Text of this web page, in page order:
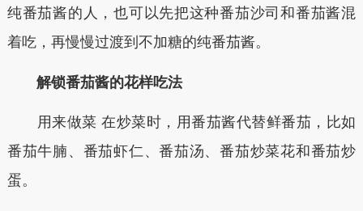
纯番茄酱的人，也可以先把这种番茄沙司和番茄酱混
着吃，再慢慢过渡到不加糖的纯番茄酱。
解锁番茄酱的花样吃法
用来做菜 在炒菜时，用番茄酱代替鲜番茄，比如
番茄牛腩、番茄虾仁、番茄汤、番茄炒菜花和番茄炒
蛋。